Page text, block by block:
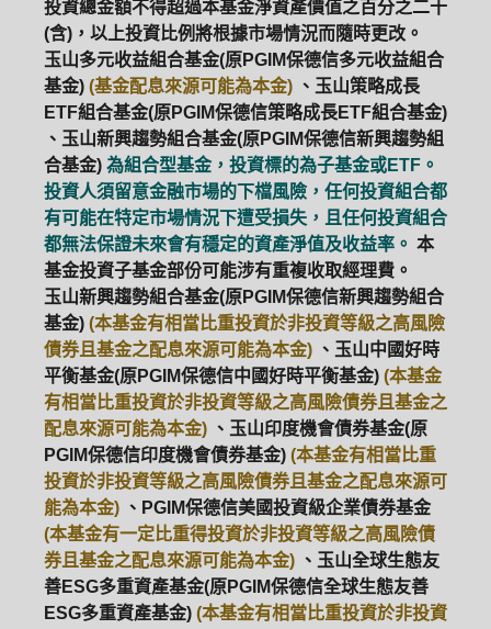
投資總金額不得超過本基金淨資產價值之百分之二十
(含)，以上投資比例將根據市場情況而隨時更改。
玉山多元收益組合基金(原PGIM保德信多元收益組合
基金) (基金配息來源可能為本金) 、玉山策略成長
ETF組合基金(原PGIM保德信策略成長ETF組合基金)
、玉山新興趨勢組合基金(原PGIM保德信新興趨勢組
合基金) 為組合型基金，投資標的為子基金或ETF。
投資人須留意金融市場的下檔風險，任何投資組合都
有可能在特定市場情況下遭受損失，且任何投資組合
都無法保證未來會有穩定的資產淨值及收益率。 本
基金投資子基金部份可能涉有重複收取經理費。
玉山新興趨勢組合基金(原PGIM保德信新興趨勢組合
基金) (本基金有相當比重投資於非投資等級之高風險
債券且基金之配息來源可能為本金) 、玉山中國好時
平衡基金(原PGIM保德信中國好時平衡基金) (本基金
有相當比重投資於非投資等級之高風險債券且基金之
配息來源可能為本金) 、玉山印度機會債券基金(原
PGIM保德信印度機會債券基金) (本基金有相當比重
投資於非投資等級之高風險債券且基金之配息來源可
能為本金) 、PGIM保德信美國投資級企業債券基金
(本基金有一定比重得投資於非投資等級之高風險債
券且基金之配息來源可能為本金) 、玉山全球生態友
善ESG多重資產基金(原PGIM保德信全球生態友善
ESG多重資產基金) (本基金有相當比重投資於非投資